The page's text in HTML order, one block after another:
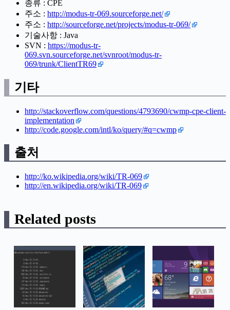
종류 : CPE
주소 : http://modus-tr-069.sourceforge.net/
주소 : http://sourceforge.net/projects/modus-tr-069/
기술사항 : Java
SVN : https://modus-tr-
069.svn.sourceforge.net/svnroot/modus-tr-
069/trunk/ClientTR69
기타
http://stackoverflow.com/questions/4793690/cwmp-cpe-client-
implementation
http://code.google.com/intl/ko/query/#q=cwmp
출처
http://ko.wikipedia.org/wiki/TR-069
http://en.wikipedia.org/wiki/TR-069
Related posts